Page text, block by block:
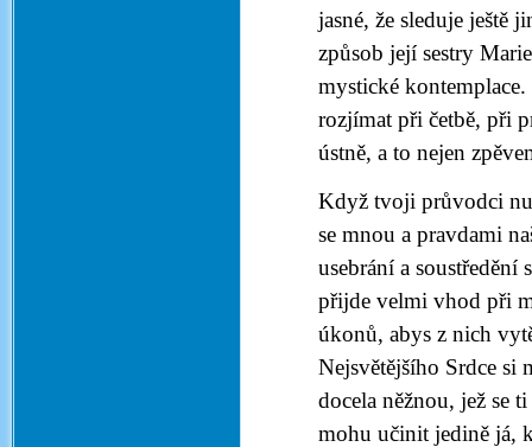
jasné, že sleduje ještě
způsob její sestry
mystické
rozjímat při četbě, při
ústně, a to nejen
Když tvoji průvodci
se mnou a pravdami
usebrání a
přijde velmi vhod při
úkonů, abys z nich
Nejsvětějšího Srdce si
docela něžnou, jež se
mohu učinit jedině já,